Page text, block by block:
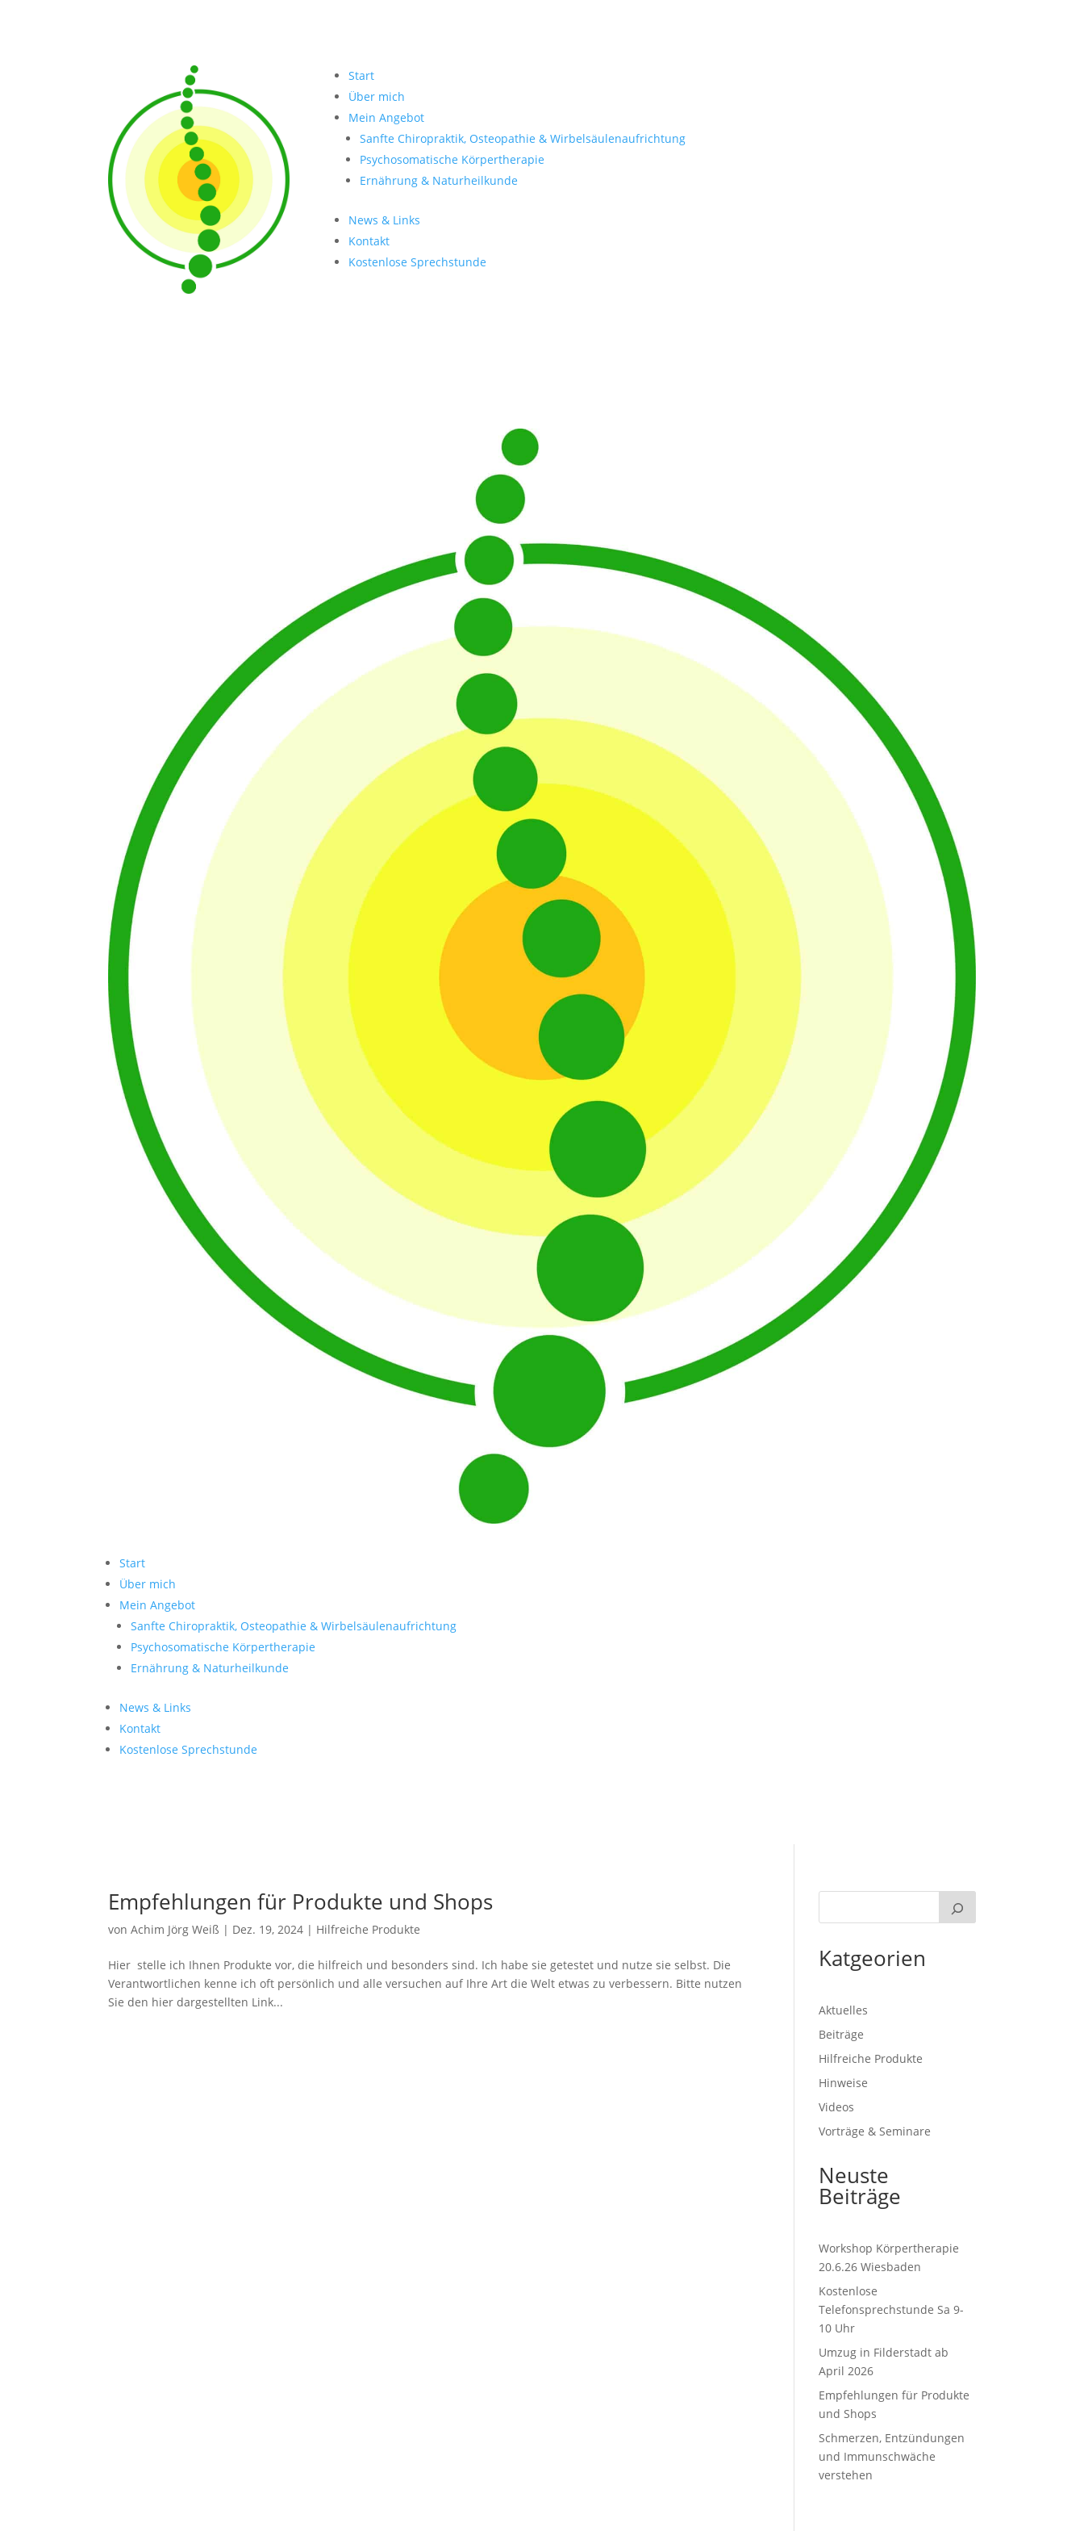
Start
Über mich
Mein Angebot
Sanfte Chiropraktik, Osteopathie & Wirbelsäulenaufrichtung
Psychosomatische Körpertherapie
Ernährung & Naturheilkunde
News & Links
Kontakt
Kostenlose Sprechstunde
Start
Über mich
Mein Angebot
Sanfte Chiropraktik, Osteopathie & Wirbelsäulenaufrichtung
Psychosomatische Körpertherapie
Ernährung & Naturheilkunde
News & Links
Kontakt
Kostenlose Sprechstunde
Empfehlungen für Produkte und Shops
vonAchim Jörg Weiß | Dez. 19, 2024 | Hilfreiche Produkte
Hier stelle ich Ihnen Produkte vor, die hilfreich und besonders sind. Ich habe sie getestet und nutze sie selbst. Die
Verantwortlichen kenne ich oft persönlich und alle versuchen auf Ihre Art die Welt etwas zu verbessern. Bitte nutzen
Sie den hier dargestellten Link...
Katgeorien
Aktuelles
Beiträge
Hilfreiche Produkte
Hinweise
Videos
Vorträge & Seminare
Neuste
Beiträge
Workshop Körpertherapie
20.6.26 Wiesbaden
Kostenlose
Telefonsprechstunde Sa 9-
10 Uhr
Umzug in Filderstadt ab
April 2026
Empfehlungen für Produkte
und Shops
Schmerzen, Entzündungen
und Immunschwäche
verstehen